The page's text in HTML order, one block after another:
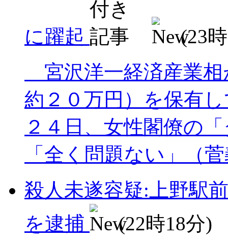
に躍起
(23
宮沢洋一経済産業相
約２０万円）を保有
２４日、女性閣僚の
「全く問題ない」（
殺人未遂容疑:上野駅
を逮捕
(22時18分)